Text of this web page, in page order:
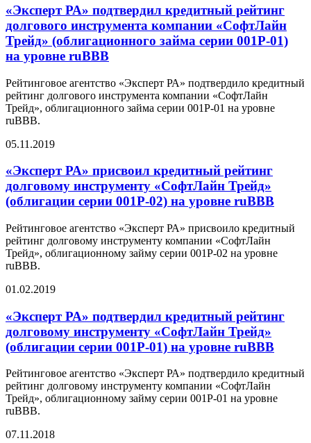
«Эксперт РА» подтвердил кредитный рейтинг
долгового инструмента компании «CофтЛайн
Трейд» (облигационного займа серии 001P-01)
на уровне ruBBB
Рейтинговое агентство «Эксперт РА» подтвердило кредитный
рейтинг долгового инструмента компании «СофтЛайн
Трейд», облигационного займа серии 001P-01 на уровне
ruBBB.
05.11.2019
«Эксперт РА» присвоил кредитный рейтинг
долговому инструменту «СофтЛайн Трейд»
(облигации серии 001P-02) на уровне ruBBB
Рейтинговое агентство «Эксперт РА» присвоило кредитный
рейтинг долговому инструменту компании «СофтЛайн
Трейд», облигационному займу серии 001P-02 на уровне
ruBBB.
01.02.2019
«Эксперт РА» подтвердил кредитный рейтинг
долговому инструменту «СофтЛайн Трейд»
(облигации серии 001P-01) на уровне ruBBB
Рейтинговое агентство «Эксперт РА» подтвердило кредитный
рейтинг долговому инструменту компании «СофтЛайн
Трейд», облигационному займу серии 001P-01 на уровне
ruBBB.
07.11.2018